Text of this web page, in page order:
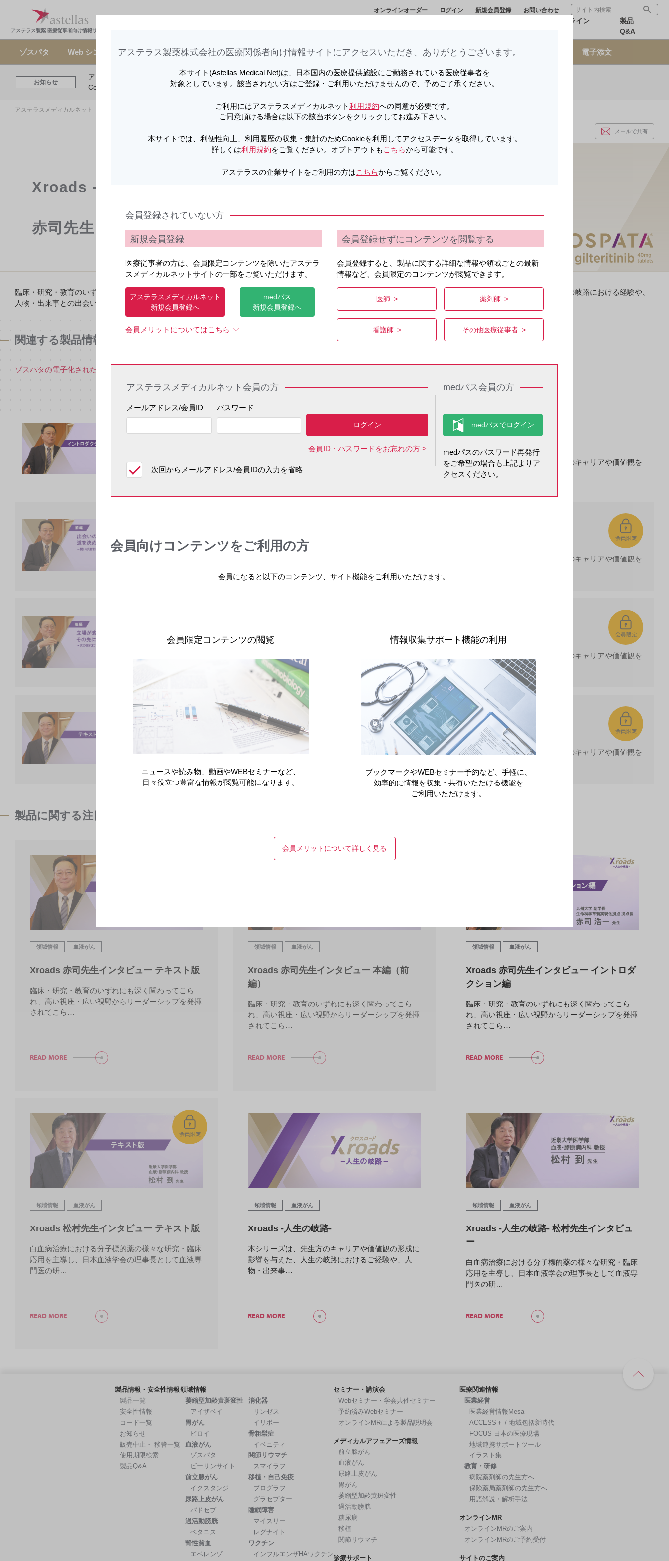
アステラス製薬 医療従事者向け情報サイト
オンラインオーダー ログイン 新規会員登録 お問い合わせ
オンライン
製品
Q&A
ゾスパタ Web シンポジウム 注目コンテンツ 製品基本情報 エキスパートが語るAML ワンポイントeディテール オンライン製品説明会 電子添文
お知らせ
アステラスメディカルネットでは、利便性向上、利用履歴の収集・集計のため
Cookieを利用してアクセスデータを取得しています。詳しくは利用規約をご覧ください。オプトアウトも こちらから可能です。
アステラスメディカルネット トップ Xroads -人生の岐路- Xroads -人生の岐路- 赤司先生インタビュー
メールで共有
Xroads -人生の岐路-
赤司先生インタビュー
臨床・研究・教育のいずれにも深く関わってこられ、高い視座・広い視野からリーダーシップを発揮されてこられた赤司先生のキャリアや価値観を形づくった、人生の岐路における経験や、
人物・出来事との出会いを中心にお伺いしたインタビューコンテンツです。
関連する製品情報
ゾスパタの電子化された添付文書はこちら
Xroads 赤司先生インタビュー イントロダクション編
臨床・研究・教育のいずれにも深く関わってこられ、高い視座・広い視野からリーダーシップを発揮されてこられた赤司先生のキャリアや価値観を
形づくった、人生の岐路における経験や、人物・出来事との出会いを中心に…
臨床・研究・教育のいずれにも深く関わってこられ、高い視座・広い視野からリーダーシップを発揮されてこられた赤司先生のキャリアや価値観を
臨床・研究・教育のいずれにも深く関わってこられ、高い視座・広い視野からリーダーシップを発揮されてこられた赤司先生のキャリアや価値観を
形づくった、人生の岐路における経験や、人物・出来事との出会いを中心に…
領域情報
Xroads 赤司先生インタビュー テキスト版
臨床・研究・教育のいずれにも深く関わってこられ、高い視座・広い視野からリーダーシップを発揮されてこられた赤司先生のキャリアや価値観を
製品に関する注目コンテンツ
領域情報 血液がん
Xroads 赤司先生インタビュー テキスト版
臨床・研究・教育のいずれにも深く関わってこら
れ、高い視座・広い視野からリーダーシップを発揮
されてこら…
READ MORE
領域情報 血液がん
Xroads 赤司先生インタビュー 本編（前
編）
臨床・研究・教育のいずれにも深く関わってこら
れ、高い視座・広い視野からリーダーシップを発揮
されてこら…
READ MORE
領域情報 血液がん
Xroads 赤司先生インタビュー イントロダ
クション編
臨床・研究・教育のいずれにも深く関わってこら
れ、高い視座・広い視野からリーダーシップを発揮
されてこら…
READ MORE
領域情報 血液がん
Xroads 松村先生インタビュー テキスト版
白血病治療における分子標的薬の様々な研究・臨床
応用を主導し、日本血液学会の理事長として血液専
門医の研…
READ MORE
領域情報 血液がん
Xroads -人生の岐路-
本シリーズは、先生方のキャリアや価値観の形成に
影響を与えた、人生の岐路におけるご経験や、人
物・出来事…
READ MORE
領域情報 血液がん
Xroads -人生の岐路- 松村先生インタビュ
ー
白血病治療における分子標的薬の様々な研究・臨床
応用を主導し、日本血液学会の理事長として血液専
門医の研…
READ MORE
製品情報・安全性情報
製品一覧
安全性情報
コード一覧
お知らせ
販売中止・ 移管一覧
使用期限検索
製品Q&A
領域情報
萎縮型加齢黄斑変性
アイザベイ
胃がん
ビロイ
血液がん
ゾスパタ
ビーリンサイト
前立腺がん
イクスタンジ
尿路上皮がん
パドセブ
過活動膀胱
ベタニス
腎性貧血
エベレンゾ
消化器
リンゼス
イリボー
骨粗鬆症
イベニティ
関節リウマチ
スマイラフ
移植・自己免疫
プログラフ
グラセプター
睡眠障害
マイスリー
レグナイト
ワクチン
インフルエンザHAワクチン
セミナー・講演会
Webセミナー・学会共催セミナー
予約済みWebセミナー
オンラインMRによる製品説明会
メディカルアフェアーズ情報
前立腺がん
血液がん
尿路上皮がん
胃がん
萎縮型加齢黄斑変性
過活動膀胱
糖尿病
移植
関節リウマチ
診療サポート
医療関連情報
医業経営
医業経営情報Mesa
ACCESS＋ / 地域包括新時代
FOCUS 日本の医療現場
地域連携サポートツール
イラスト集
教育・研修
病院薬剤師の先生方へ
保険薬局薬剤師の先生方へ
用語解説・解析手法
オンラインMR
オンラインMRのご案内
オンラインMRのご予約受付
サイトのご案内
アステラス製薬株式会社の医療関係者向け情報サイトに​アクセスいただき、ありがとうございます。​
本サイト(Astellas Medical Net)は、日本国内の医療提供施設にご勤務されている医療従事者を
対象としています。該当されない方はご登録・ご利用いただけませんので、予めご了承ください。
ご利用にはアステラスメディカルネット利用規約への同意が必要です。
ご同意頂ける場合は以下の該当ボタンをクリックしてお進み下さい。
本サイトでは、利便性向上、利用履歴の収集・集計のためCookieを利用してアクセスデータを取得しています。
詳しくは利用規約をご覧ください。オプトアウトも こちらから可能です。
アステラスの企業サイトをご利用の方はこちらからご覧ください。
会員登録されていない方
新規会員登録
医療従事者の方は、会員限定コンテンツを除いたアステラ
スメディカルネットサイトの一部をご覧いただけます。
アステラスメディカルネット
新規会員登録へ
medパス
新規会員登録へ
会員メリットについてはこちら
会員登録せずにコンテンツを閲覧する
会員登録すると、製品に関する詳細な情報や領域ごとの最新
情報など、会員限定のコンテンツが閲覧できます。
医師 薬剤師
看護師 その他医療従事者
アステラスメディカルネット会員の方
メールアドレス/会員ID パスワード
会員ID・パスワードをお忘れの方
次回からメールアドレス/会員IDの入力を省略
medパス会員の方
medパスのパスワード再発行
をご希望の場合も上記よりア
クセスください。
会員向けコンテンツをご利用の方
会員になると以下のコンテンツ、サイト機能をご利用いただけます。
会員限定コンテンツの閲覧
ニュースや読み物、動画やWEBセミナーなど、
日々役立つ豊富な情報が閲覧可能になります。
情報収集サポート機能の利用
ブックマークやWEBセミナー予約など、手軽に、
効率的に情報を収集・共有いただける機能を
ご利用いただけます。
会員メリットについて詳しく見る